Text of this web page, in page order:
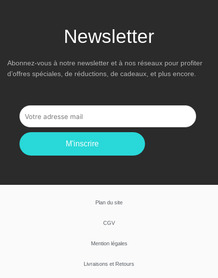
Newsletter
Abonnez-vous à notre newsletter et à nos réseaux pour profiter
d’offres spéciales, de réductions, de cadeaux, et plus encore.
M'inscrire
Plan du site
CGV
Mention légales
Livraisons et Retours